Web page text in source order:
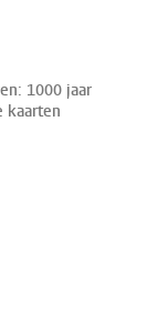
1000 jaar
kaarten